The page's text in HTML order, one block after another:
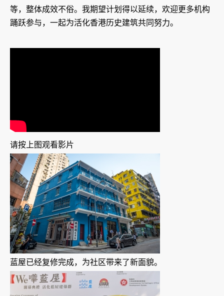
等，整体成效不俗。我期望计划得以延续，欢迎更多机构
踊跃参与，一起为活化香港历史建筑共同努力。
请按上图观看影片
蓝屋已经复修完成，为社区带来了新面貌。